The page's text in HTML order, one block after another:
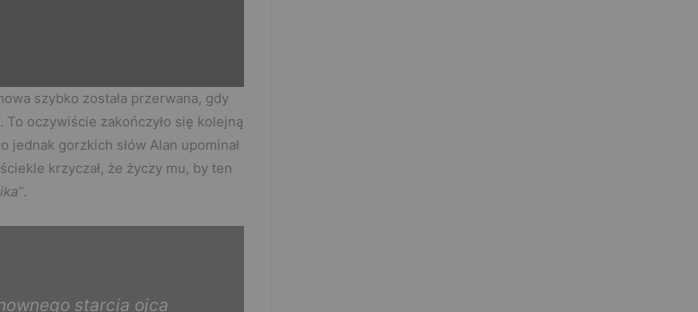
szybko została przerwana, gdy
. To oczywiście zakończyło się kolejną
jednak gorzkich słów Alan upominał
krzyczał, że życzy mu, by ten
.
starcia ojca